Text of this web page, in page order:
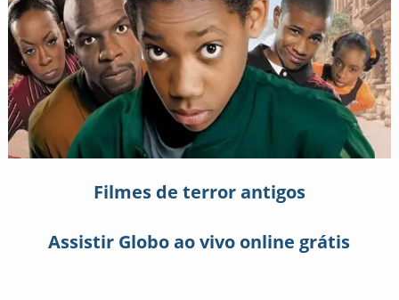
Filmes de terror antigos
Assistir Globo ao vivo online grátis